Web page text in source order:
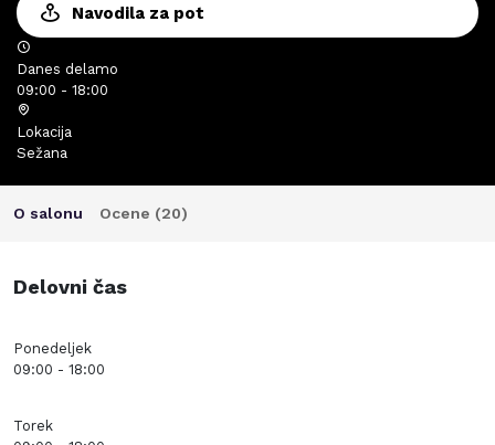
Navodila za pot
Danes delamo
09:00 - 18:00
Lokacija
Sežana
O salonu Ocene (20)
Delovni čas
Ponedeljek
09:00 - 18:00
Torek